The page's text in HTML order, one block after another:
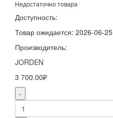
Недостаточно товара
Доступность:
Товар ожидается: 2026-06-25
Производитель:
JORDEN
3 700.00₽
-